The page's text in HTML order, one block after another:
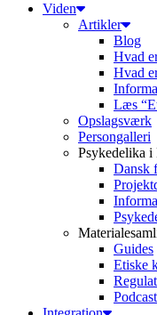
Viden
Artikler
Blog
Hvad
Hvad
Læs
Opslagsværk
Persongalleri
Psykedelika i
Dansk
Guides
Etiske